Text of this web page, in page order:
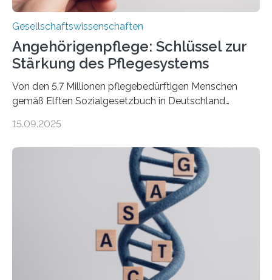
Gesellschaftswissenschaften
Angehörigenpflege: Schlüssel zur
Stärkung des Pflegesystems
Von den 5,7 Millionen pflegebedürftigen Menschen
gemäß Elften Sozialgesetzbuch in Deutschland
2050 wird eine Zunahme der Pflegebedürftigen auf 9
Wissenschaftler*innen des Deutschen Zentrums für
Altersfragen, des DIW Berlin und der TU Dortmund
aktuelle Pflegearrangements. Besonderes Augenmerk
wurde auf die Unterschiede zwischen Angehörigen-
und Zugehörigenpflege in und außerhalb des eigenen
Haushalts gelegt. Pflege im eigenen Haushalt richtet
sich oft an den/die Partner*in und dies häufig im
15.09.2025